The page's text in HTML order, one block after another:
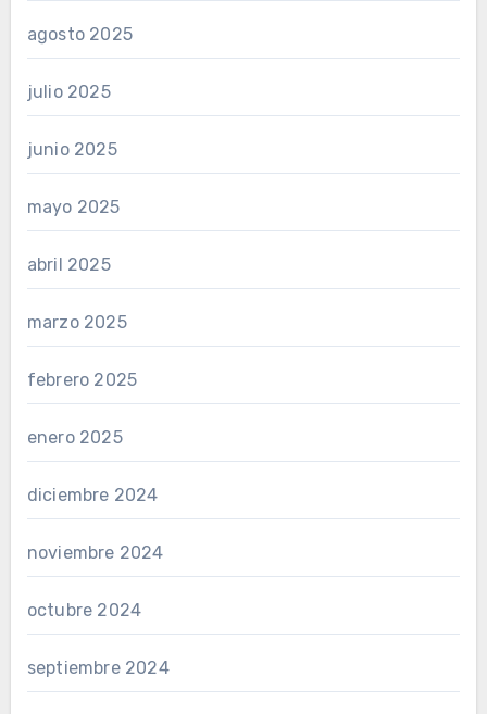
agosto 2025
julio 2025
junio 2025
mayo 2025
abril 2025
marzo 2025
febrero 2025
enero 2025
diciembre 2024
noviembre 2024
octubre 2024
septiembre 2024